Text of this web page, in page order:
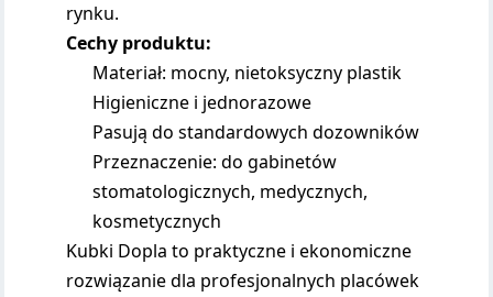
rynku.
Cechy produktu:
Materiał: mocny, nietoksyczny plastik
Higieniczne i jednorazowe
Pasują do standardowych dozowników
Przeznaczenie: do gabinetów
stomatologicznych, medycznych,
kosmetycznych
Kubki Dopla to praktyczne i ekonomiczne
rozwiązanie dla profesjonalnych placówek